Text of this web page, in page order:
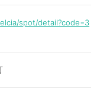
spot/detail?code=3